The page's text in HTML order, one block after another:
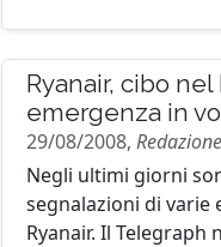
Ryanair, cibo
emergenza in
29/08/2008,
Negli ultimi giorni
segnalazioni di varie
Ryanair. Il Telegraph